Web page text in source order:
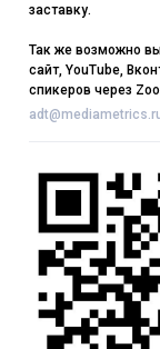
заставку.
Так же возможно
сайт, YouTube,
спикеров через